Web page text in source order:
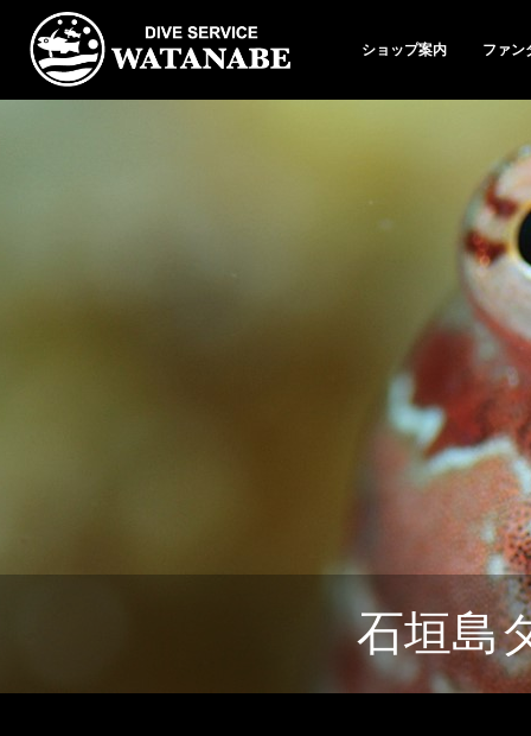
ショップ案内 ファン
石垣島